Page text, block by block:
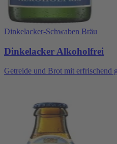
Dinkelacker-Schwaben Bräu
Dinkelacker Alkoholfrei
Getreide und Brot mit erfrischend